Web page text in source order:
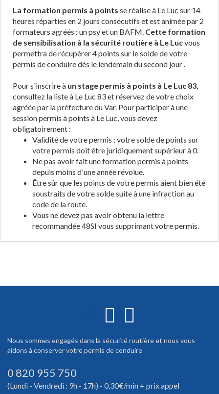
La formation permis à points se réalise à Le Luc sur 14
heures réparties en 2 jours consécutifs et est animée par 2
formateurs agréés : un psy et un BAFM. Cette formation
de sensibilisation à la sécurité routière à Le Lucvous
permettra de récupérer 4 points sur le solde de votre
permis de conduire dès le lendemain du second jour .
Pour s'inscrire à un stage permis à points à Le Luc 83,
consultez la liste à Le Luc 83 et réservez de votre choix
agréée par la préfecture du Var. Pour participer à une
session permis à points à Le Luc, vous devez
obligatoirement :
Validité de votre permis : votre solde de points sur
votre permis doit être juridiquement supérieur à 0.
Ne pas avoir fait une formation permis à points
depuis moins d'une année révolue.
Être sûr que les points de votre permis aient bien été
soustraits de votre solde suite à une infraction au
code de la route.
Vous ne devez pas avoir obtenu la lettre
recommandée 48SI vous supprimant votre permis.
Nous sommes engagés dans la sécurité routière et nous vous
aidons à conserver votre permis de conduire
0 820 955 750
(Lundi - Vendredi : 9h - 17h) - 0,30€/min + prix appel